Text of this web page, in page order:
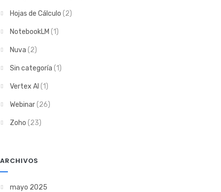
Hojas de Cálculo (2)
NotebookLM (1)
Nuva (2)
Sin categoría (1)
Vertex AI (1)
Webinar(26)
Zoho (23)
ARCHIVOS
mayo 2025